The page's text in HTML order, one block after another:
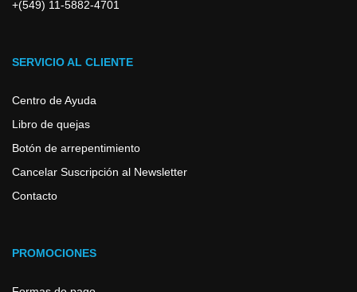
+(549) 11-5882-4701
SERVICIO AL CLIENTE
Centro de Ayuda
Libro de quejas
Botón de arrepentimiento
Cancelar Suscripción al Newsletter
Contacto
PROMOCIONES